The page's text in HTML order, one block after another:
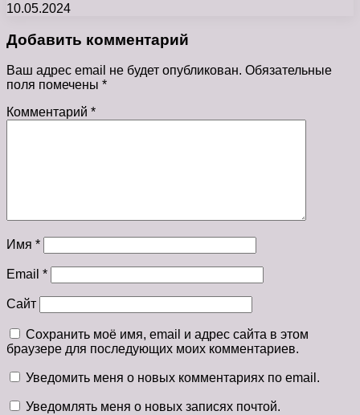
10.05.2024
Добавить комментарий
Ваш адрес email не будет опубликован. Обязательные
поля помечены *
Комментарий *
Имя *
Email *
Сайт
Сохранить моё имя, email и адрес сайта в этом
браузере для последующих моих комментариев.
Уведомить меня о новых комментариях по email.
Уведомлять меня о новых записях почтой.